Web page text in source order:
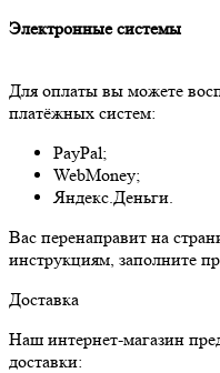
Электронные системы
Для оплаты вы можете
платёжных систем:
PayPal;
WebMoney;
Яндекс.Деньги.
Вас перенаправит на
инструкциям, заполните
Доставка
Наш интернет-магазин
доставки: